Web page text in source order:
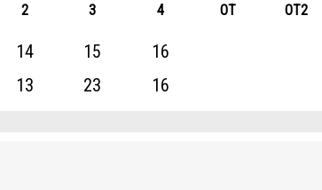
2 3 4 OT OT2
14 15 16
13 23 16